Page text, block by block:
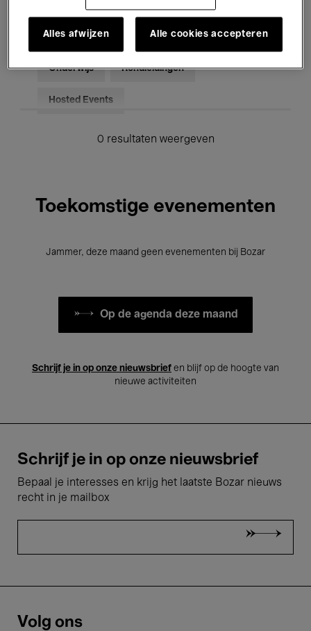
Voor iedereen Kids’ Palace
Onderwijs Rondleidingen
Hosted Events
0 resultaten weergeven
Toekomstige evenementen
Jammer, deze maand geen evenementen bij Bozar
Op de agenda deze maand
Schrijf je in op onze nieuwsbrief en blijf op de hoogte van
nieuwe activiteiten
Schrijf je in op onze nieuwsbrief
Bepaal je interesses en krijg het laatste Bozar nieuws
recht in je mailbox
Volg ons
Alles afwijzen Alle cookies accepteren